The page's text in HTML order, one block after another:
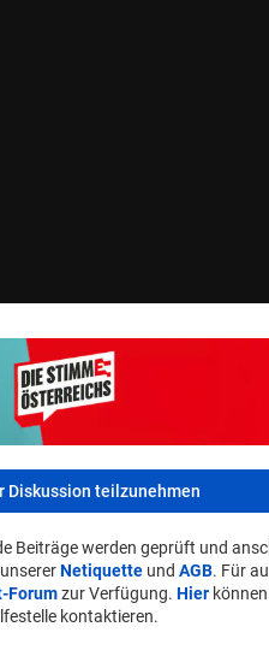
Diskussion teilzunehmen
Beiträge werden geprüft und
Netiquette und AGB. Für
Forumzur Verfügung. Hier
kontaktieren.